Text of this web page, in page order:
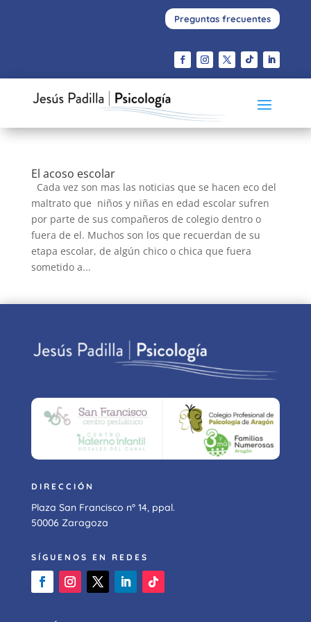
Preguntas frecuentes
El acoso escolar
Cada vez son mas las noticias que se hacen eco del
maltrato que niños y niñas en edad escolar sufren
por parte de sus compañeros de colegio dentro o
fuera de el. Muchos son los que recuerdan de su
etapa escolar, de algún chico o chica que fuera
sometido a...
DIRECCIÓN
Plaza San Francisco nº 14, ppal.
50006 Zaragoza
SÍGUENOS EN REDES